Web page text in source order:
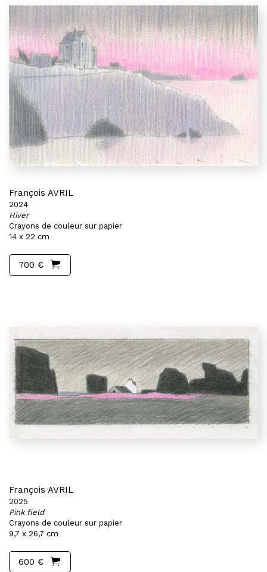
François AVRIL
2024
Hiver
Crayons de couleur sur papier
14 x 22 cm
700 €
François AVRIL
2025
Pink field
Crayons de couleur sur papier
9,7 x 26,7 cm
600 €